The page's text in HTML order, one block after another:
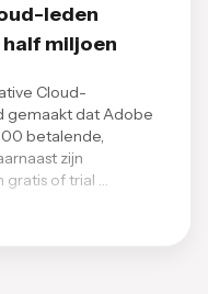
leden
miljoen
Cloud-
gemaakt dat Adobe
betalende,
zijn
gratis of trial …